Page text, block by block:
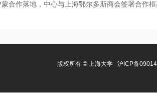
合作落地，中心与上海鄂尔多斯商会签署合作
版权所有 © 上海大学 沪ICP备